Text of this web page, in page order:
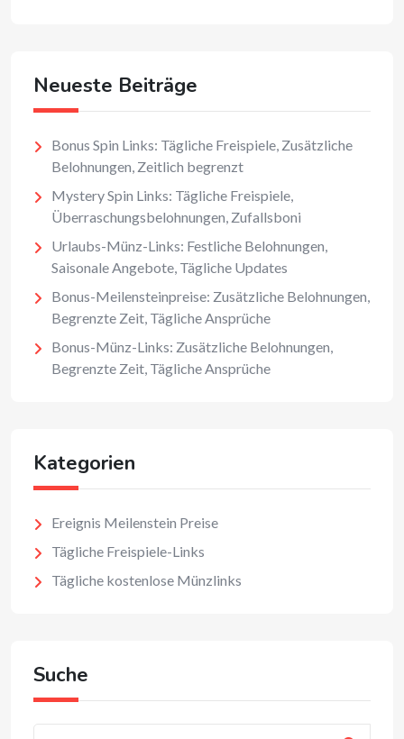
Neueste Beiträge
Bonus Spin Links: Tägliche Freispiele, Zusätzliche
Belohnungen, Zeitlich begrenzt
Mystery Spin Links: Tägliche Freispiele,
Überraschungsbelohnungen, Zufallsboni
Urlaubs-Münz-Links: Festliche Belohnungen,
Saisonale Angebote, Tägliche Updates
Bonus-Meilensteinpreise: Zusätzliche Belohnungen,
Begrenzte Zeit, Tägliche Ansprüche
Bonus-Münz-Links: Zusätzliche Belohnungen,
Begrenzte Zeit, Tägliche Ansprüche
Kategorien
Ereignis Meilenstein Preise
Tägliche Freispiele-Links
Tägliche kostenlose Münzlinks
Suche